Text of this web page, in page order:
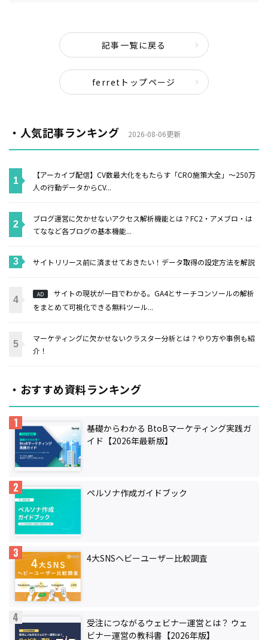
記事一覧に戻る
ferretトップページ
・人気記事ランキング 2026-08-06更新
【アーカイブ配信】CV数最大化をもたらす「CRO施策大全」〜250万
人の行動データからCV...
ブログ運営に欠かせないアクセス解析機能とは？FC2・アメブロ・は
てななど各ブログの基本機能...
サイトリリース前に済ませておきたい！データ取得の設定方法を解説
AD
サイトの現状が一目でわかる。GA4とサーチコンソールの解析
をまとめて可視化できる無料ツール...
マーケティングに欠かせないクラスター分析とは？やり方や事例も紹
介！
・おすすめ資料ランキング
基礎からわかる BtoBマーケティング実践ガ
イド【2026年最新版】
ペルソナ作成ガイドブック
4大SNSヘビーユーザー比較調査
受注につながるウェビナー運営とは？ ウェ
ビナー運営の教科書【2026年版】